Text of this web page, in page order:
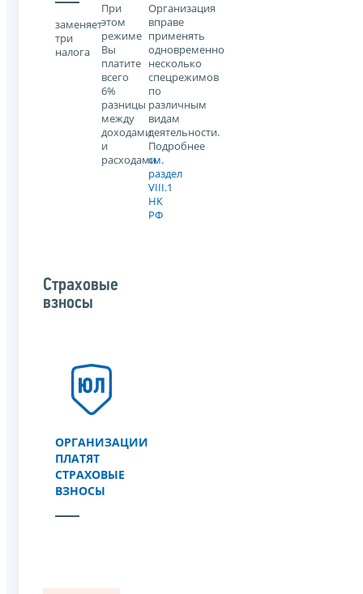
заменяет
три
налога
При
этом
режиме
Вы
платите
всего
6%
разницы
между
доходами
и
расходами
Организация
вправе
применять
одновременно
несколько
спецрежимов
по
различным
видам
деятельности.
Подробнее
см.
раздел
VIII.1
НК
РФ
Страховые
взносы
ОРГАНИЗАЦИИ
ПЛАТЯТ
СТРАХОВЫЕ
ВЗНОСЫ